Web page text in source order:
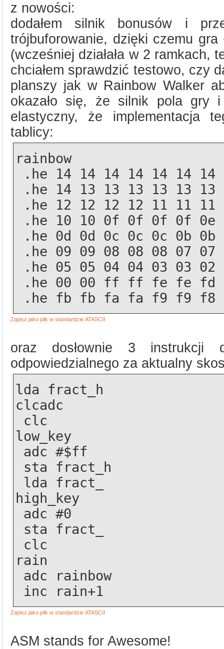
z nowości:
dodałem silnik bonusów i
trójbuforowanie, dzięki czemu gra
(wcześniej działała w 2 ramkach,
chciałem sprawdzić testowo, czy
planszy jak w Rainbow Walker
okazało się, że silnik pola gry
elastyczny, że implementacja
tablicy:
rainbow
.he 14 14 14 14 14 14 14
.he 14 13 13 13 13 13 13
.he 12 12 12 12 11 11 11
.he 10 10 0f 0f 0f 0f 0e
.he 0d 0d 0c 0c 0c 0b 0b
.he 09 09 08 08 08 07 07
.he 05 05 04 04 03 03 02
.he 00 00 ff ff fe fe fd
.he fb fb fa fa f9 f9 f8
oraz dosłownie 3
odpowiedzialnego za aktualny
lda fract_h
clcadc
clc
low_key
adc #$ff
sta fract_h
lda fract_
high_key
adc #0
sta fract_
clc
rain
adc rainbow
inc rain+1
ASM stands for Awesome!